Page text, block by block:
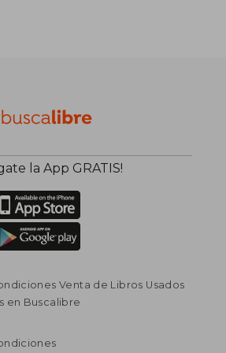
la App GRATIS!
Venta de Libros Usados
en Buscalibre